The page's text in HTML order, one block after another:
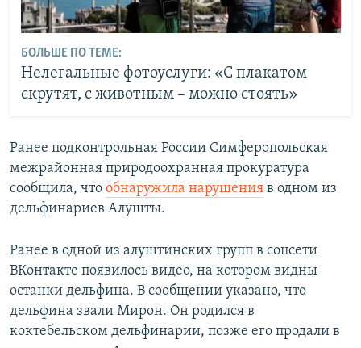
БОЛЬШЕ ПО ТЕМЕ:
Нелегальные фотоуслуги: «С плакатом
скрутят, с животным – можно стоять»
Ранее подконтрольная России Симферопольская
межрайонная природоохранная прокуратура
сообщила, что обнаружила нарушения в одном из
дельфинариев Алушты.
Ранее в одной из алуштинских групп в соцсети
ВКонтакте появилось видео, на котором видны
останки дельфина. В сообщении указано, что
дельфина звали Мирон. Он родился в
коктебельском дельфинарии, позже его продали в